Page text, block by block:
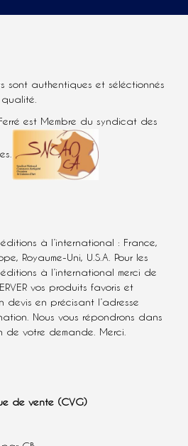
sont authentiques et séléctionnés
est Membre du syndicat des
à l’international : France,
Royaume-Uni, U.S.A. Pour les
à l’international merci de
vos produits favoris et
devis en précisant l’adresse
Nous vous répondrons dans
votre demande. Merci.
de vente (CVG)